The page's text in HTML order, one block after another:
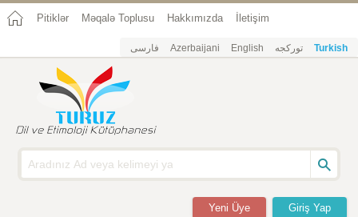
Pitiklər Məqalə Toplusu Hakkımızda İletişim
فارسی Azerbaijani English تورکجه Turkish
Giriş Yap
Yeni Üye